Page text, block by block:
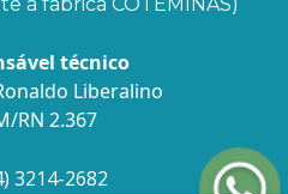
técnico
Liberalino
RN 2.367
3214-2682